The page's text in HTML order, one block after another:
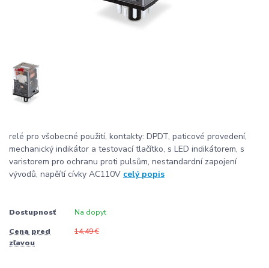
relé pro všobecné použití, kontakty: DPDT, paticové provedení,
mechanický indikátor a testovací tlačítko, s LED indikátorem, s
varistorem pro ochranu proti pulsům, nestandardní zapojení
vývodů, napěítí cívky AC110V celý popis
Dostupnosť Na dopyt
Cena pred
zľavou
14,49 €